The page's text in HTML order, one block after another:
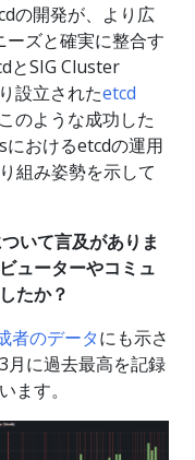
の開発が、より広
ズと確実に整合す
とSIG Cluster
設立されたetcd
のような成功した
おけるetcdの運用
組み姿勢を示して
いて言及がありま
ューターやコミュ
たか？
者のデータにも示さ
月に過去最高を記録
ます。